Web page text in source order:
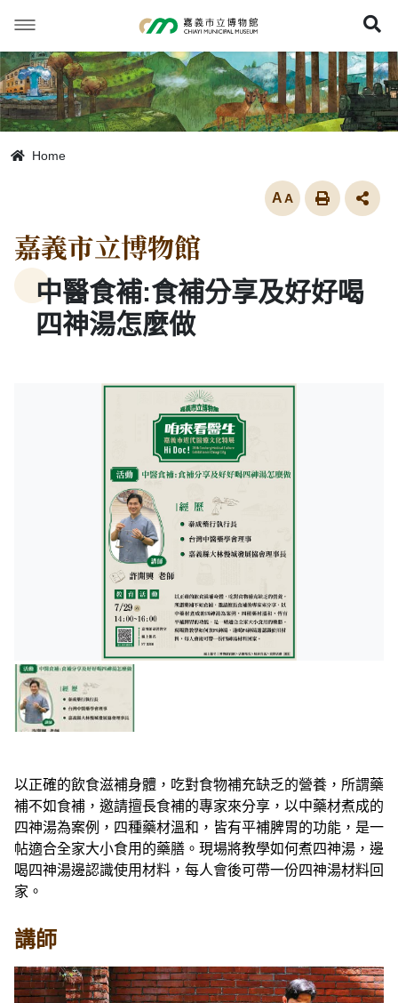
要
內
容
Home
放大
嘉義市立博物館
中醫食補:食補分享及好好喝
四神湯怎麼做
以正確的飲食滋補身體，吃對食物補充缺乏的營養，所謂藥
補不如食補，邀請擅長食補的專家來分享，以中藥材煮成的
四神湯為案例，四種藥材溫和，皆有平補脾胃的功能，是一
帖適合全家大小食用的藥膳。現場將教學如何煮四神湯，邊
喝四神湯邊認識使用材料，每人會後可帶一份四神湯材料回
家。
講師